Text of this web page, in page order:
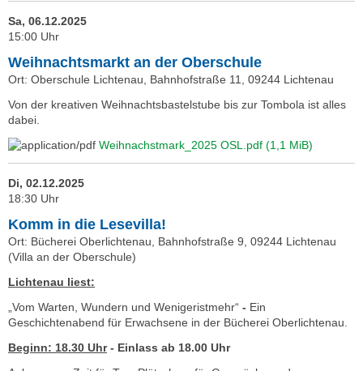
Sa, 06.12.2025
15:00 Uhr
Weihnachtsmarkt an der Oberschule
Ort: Oberschule Lichtenau, Bahnhofstraße 11, 09244 Lichtenau
Von der kreativen Weihnachtsbastelstube bis zur Tombola ist alles
dabei.
Weihnachstmark_2025 OSL.pdf (1,1 MiB)
Di, 02.12.2025
18:30 Uhr
Komm in die Lesevilla!
Ort: Bücherei Oberlichtenau, Bahnhofstraße 9, 09244 Lichtenau
(Villa an der Oberschule)
Lichtenau liest:
„Vom Warten, Wundern und Wenigeristmehr“ - Ein
Geschichtenabend für Erwachsene in der Bücherei Oberlichtenau.
Beginn: 18.30 Uhr- Einlass ab 18.00 Uhr